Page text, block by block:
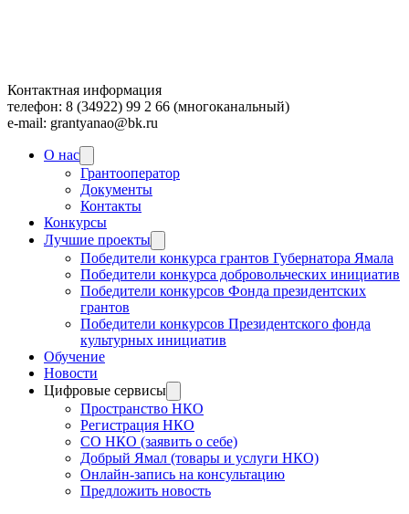
Контактная информация
телефон: 8 (34922) 99 2 66 (многоканальный)
e-mail: grantyanao@bk.ru
О нас
Грантооператор
Документы
Контакты
Конкурсы
Лучшие проекты
Победители конкурса грантов Губернатора Ямала
Победители конкурса добровольческих инициатив
Победители конкурсов Фонда президентских
грантов
Победители конкурсов Президентского фонда
культурных инициатив
Обучение
Новости
Цифровые сервисы
Пространство НКО
Регистрация НКО
СО НКО (заявить о себе)
Добрый Ямал (товары и услуги НКО)
Онлайн-запись на консультацию
Предложить новость